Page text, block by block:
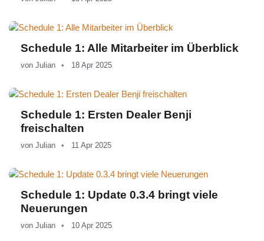
Schedule 1: Alle Mitarbeiter im Überblick
von Julian 18 Apr 2025
Schedule 1: Ersten Dealer Benji
freischalten
von Julian 11 Apr 2025
Schedule 1: Update 0.3.4 bringt viele
Neuerungen
von Julian 10 Apr 2025